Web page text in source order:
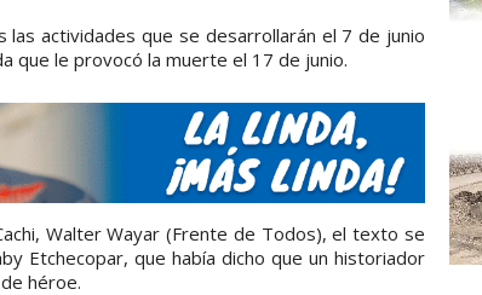
actividades que se desarrollarán el 7 de junio
que le provocó la muerte el 17 de junio.
Walter Wayar (Frente de Todos), el texto se
Etchecopar, que había dicho que un historiador
héroe.